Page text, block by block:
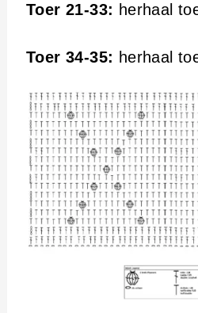
Toer 21-33: herhaal
Toer 34-35: herhaal